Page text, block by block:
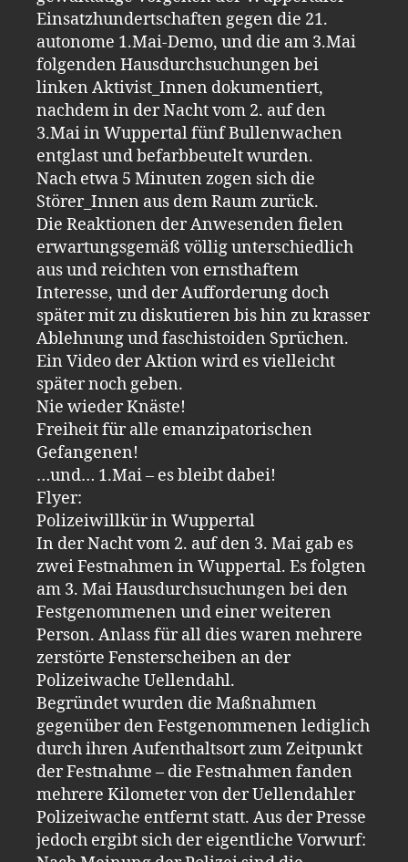
Einsatzhundertschaften gegen die 21.
autonome 1.Mai-Demo, und die am 3.Mai
folgenden Hausdurchsuchungen bei
linken Aktivist_Innen dokumentiert,
nachdem in der Nacht vom 2. auf den
3.Mai in Wuppertal fünf Bullenwachen
entglast und befarbbeutelt wurden.
Nach etwa 5 Minuten zogen sich die
Störer_Innen aus dem Raum zurück.
Die Reaktionen der Anwesenden fielen
erwartungsgemäß völlig unterschiedlich
aus und reichten von ernsthaftem
Interesse, und der Aufforderung doch
später mit zu diskutieren bis hin zu krasser
Ablehnung und faschistoiden Sprüchen.
Ein Video der Aktion wird es vielleicht
später noch geben.
Nie wieder Knäste!
Freiheit für alle emanzipatorischen
Gefangenen!
…und… 1.Mai – es bleibt dabei!
Flyer:
Polizeiwillkür in Wuppertal
In der Nacht vom 2. auf den 3. Mai gab es
zwei Festnahmen in Wuppertal. Es folgten
am 3. Mai Hausdurchsuchungen bei den
Festgenommenen und einer weiteren
Person. Anlass für all dies waren mehrere
zerstörte Fensterscheiben an der
Polizeiwache Uellendahl.
Begründet wurden die Maßnahmen
gegenüber den Festgenommenen lediglich
durch ihren Aufenthaltsort zum Zeitpunkt
der Festnahme – die Festnahmen fanden
mehrere Kilometer von der Uellendahler
Polizeiwache entfernt statt. Aus der Presse
jedoch ergibt sich der eigentliche Vorwurf: